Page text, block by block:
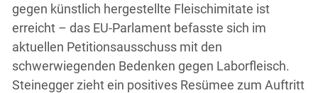
gegen künstlich hergestellte Fleischimitate ist
erreicht – das EU-Parlament befasste sich im
aktuellen Petitionsausschuss mit den
schwerwiegenden Bedenken gegen Laborfleisch.
Steinegger zieht ein positives Resümee zum Auftritt